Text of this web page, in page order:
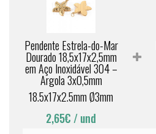
Pendente Estrela-do-Mar
Dourado 18,5x17x2,5mm
em Aço Inoxidável 304 –
Argola 3x0,5mm
18.5x17x2.5mm Ø3mm
2,65€ / und